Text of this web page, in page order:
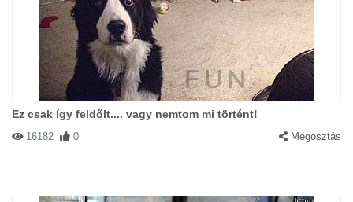
Ez csak így feldőlt.... vagy nemtom mi történt!
16182 0 Megosztás